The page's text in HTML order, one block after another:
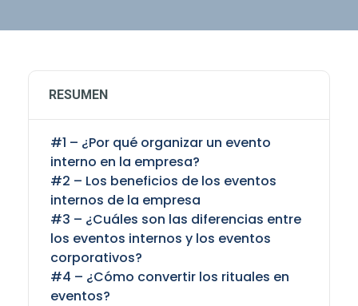
RESUMEN
#1 – ¿Por qué organizar un evento
interno en la empresa?
#2 – Los beneficios de los eventos
internos de la empresa
#3 – ¿Cuáles son las diferencias entre
los eventos internos y los eventos
corporativos?
#4 – ¿Cómo convertir los rituales en
eventos?